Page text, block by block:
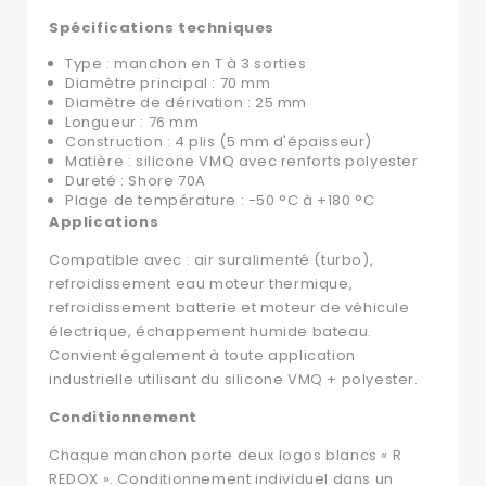
Spécifications techniques
Type : manchon en T à 3 sorties
Diamètre principal : 70 mm
Diamètre de dérivation : 25 mm
Longueur : 76 mm
Construction : 4 plis (5 mm d'épaisseur)
Matière : silicone VMQ avec renforts polyester
Dureté : Shore 70A
Plage de température : -50 °C à +180 °C
Applications
Compatible avec : air suralimenté (turbo),
refroidissement eau moteur thermique,
refroidissement batterie et moteur de véhicule
électrique, échappement humide bateau.
Convient également à toute application
industrielle utilisant du silicone VMQ + polyester.
Conditionnement
Chaque manchon porte deux logos blancs « R
REDOX ». Conditionnement individuel dans un